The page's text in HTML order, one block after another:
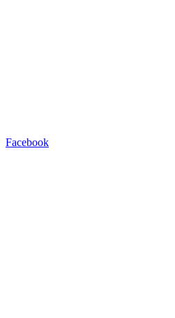
Facebook